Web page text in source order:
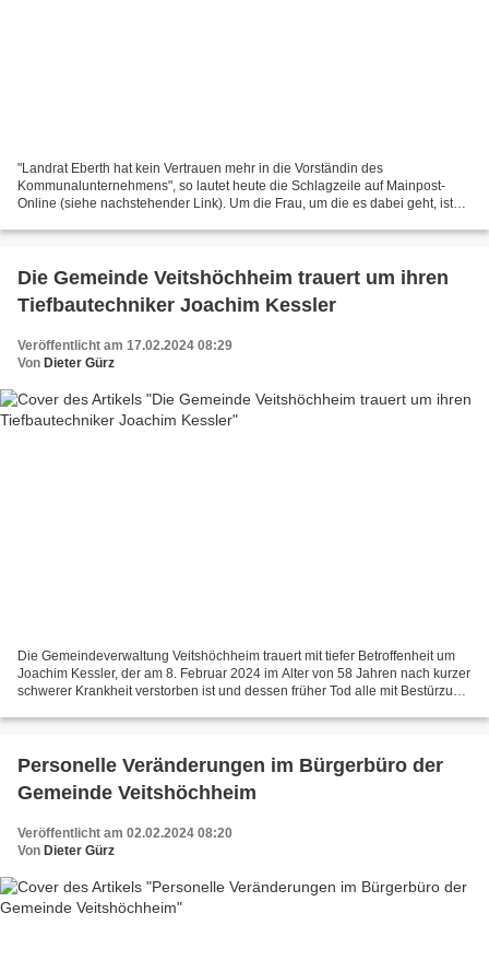
"Landrat Eberth hat kein Vertrauen mehr in die Vorständin des
Kommunalunternehmens", so lautet heute die Schlagzeile auf Mainpost-
Online (siehe nachstehender Link). Um die Frau, um die es dabei geht, ist
Die Gemeinde Veitshöchheim trauert um ihren
Tiefbautechniker Joachim Kessler
Veröffentlicht am 17.02.2024 08:29
Von Dieter Gürz
Die Gemeindeverwaltung Veitshöchheim trauert mit tiefer Betroffenheit um
Joachim Kessler, der am 8. Februar 2024 im Alter von 58 Jahren nach kurzer
schwerer Krankheit verstorben ist und dessen früher Tod alle mit Bestürzung
Personelle Veränderungen im Bürgerbüro der
Gemeinde Veitshöchheim
Veröffentlicht am 02.02.2024 08:20
Von Dieter Gürz